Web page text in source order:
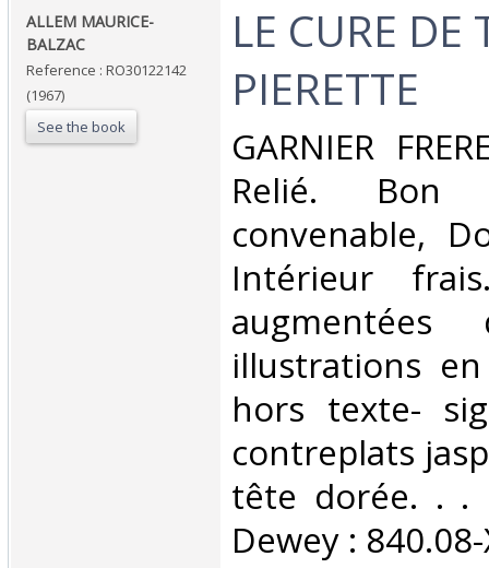
‎ALLEM MAURICE-
BALZAC‎
Reference : RO30122142
(1967)
See the book
‎LE CURE DE
PIERETTE‎
‎GARNIER
Relié. Bon
convenable,
Intérieur
augmentées
illustrations
hors texte-
contreplats
tête dorée. . .
Dewey :